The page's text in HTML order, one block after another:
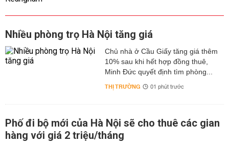
Nhiều phòng trọ Hà Nội tăng giá
Chủ nhà ở Cầu Giấy tăng giá thêm
10% sau khi hết hợp đồng thuê,
Minh Đức quyết định tìm phòng...
THỊ TRƯỜNG 01 phút trước
Phố đi bộ mới của Hà Nội sẽ cho thuê các gian
hàng với giá 2 triệu/tháng